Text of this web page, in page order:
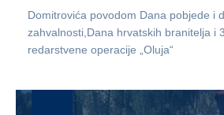
Domitrovića povodom Dana pobjede i
zahvalnosti,Dana hrvatskih branitelja i
redarstvene operacije „Oluja“